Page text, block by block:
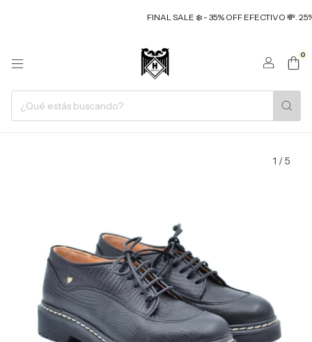
FINAL SALE ❄️ - 35% OFF EFECTIVO 💸. 25%
0
1 /5